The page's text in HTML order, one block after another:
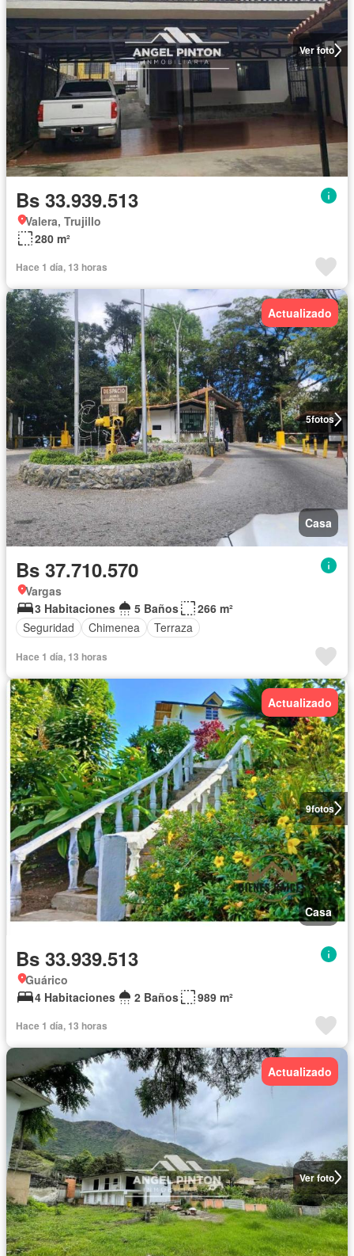
Ver foto
Bs 33.939.513
Valera, Trujillo
280 m²
Hace 1 día, 13 horas
5fotos
Actualizado
Casa
Bs 37.710.570
Vargas
3 Habitaciones
5 Baños
266 m²
Seguridad
Chimenea Terraza
Hace 1 día, 13 horas
9fotos
Actualizado
Casa
Bs 33.939.513
Guárico
4 Habitaciones
2 Baños 989 m²
Hace 1 día, 13 horas
Ver foto
Actualizado